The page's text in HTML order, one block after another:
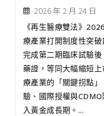
2026 年 2 月 24 日
《再生醫療雙法》
療產業打開制度性突
完成第二期臨床試驗
藥證，等同大幅縮短
療產業的「關鍵拐點
驗、國際授權與
入黃金成長期。...